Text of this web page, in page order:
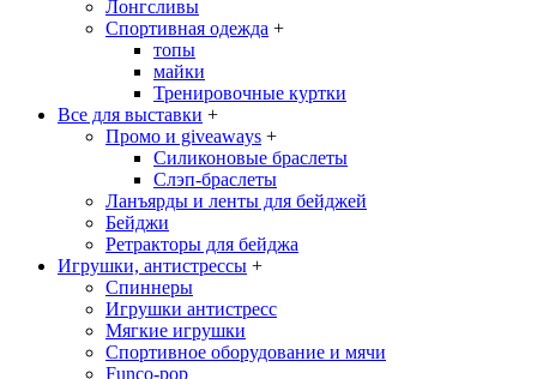
Лонгсливы
Спортивная одежда +
топы
майки
Тренировочные куртки
Все для выставки +
Промо и giveaways +
Силиконовые браслеты
Cлэп-браслеты
Ланъярды и ленты для бейджей
Бейджи
Ретракторы для бейджа
Игрушки, антистрессы +
Спиннеры
Игрушки антистресс
Мягкие игрушки
Спортивное оборудование и мячи
Funco-pop